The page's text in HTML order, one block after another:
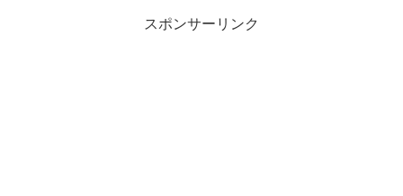
スポンサーリンク